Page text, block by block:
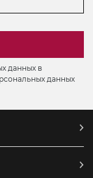
данных в
данных